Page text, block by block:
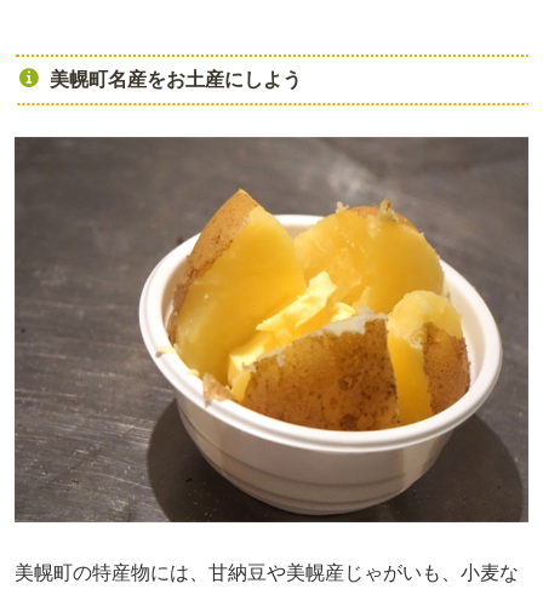
美幌町名産をお土産にしよう
美幌町の特産物には、甘納豆や美幌産じゃがいも、小麦な